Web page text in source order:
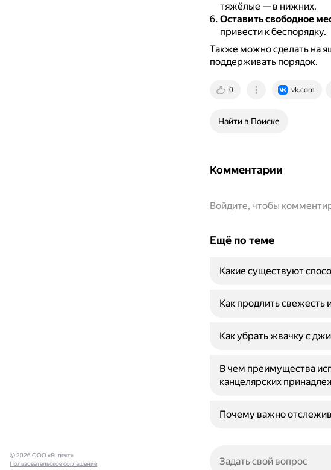
тяжёлые — в нижних.
Оставить свободное
привести к беспорядку.
Также можно сделать на
поддерживать порядок.
0 vk.com
Найти в Поиске
Комментарии
Войдите, чтобы
Ещё по теме
Какие существуют
Как продлить свежесть
Как убрать жвачку с
В чем преимущества
канцелярских
Почему важно
© 2026 ООО «Яндекс»
Пользовательское соглашение